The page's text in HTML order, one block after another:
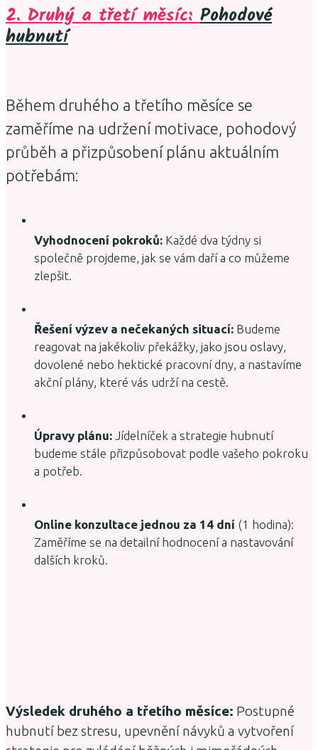
2. Druhý a třetí měsíc:Pohodové
hubnutí
Během druhého a třetího měsíce se
zaměříme na udržení motivace, pohodový
průběh a přizpůsobení plánu aktuálním
potřebám:
Vyhodnocení pokroků: Každé dva týdny si
společně projdeme, jak se vám daří a co můžeme
zlepšit.
Řešení výzev a nečekaných situací: Budeme
reagovat na jakékoliv překážky, jako jsou oslavy,
dovolené nebo hektické pracovní dny, a nastavíme
akční plány, které vás udrží na cestě.
Úpravy plánu: Jídelníček a strategie hubnutí
budeme stále přizpůsobovat podle vašeho pokroku
a potřeb.
Online konzultace jednou za 14 dní (1 hodina):
Zaměříme se na detailní hodnocení a nastavování
dalších kroků.
Výsledek druhého a třetího měsíce: Postupné
hubnutí bez stresu, upevnění návyků a vytvoření